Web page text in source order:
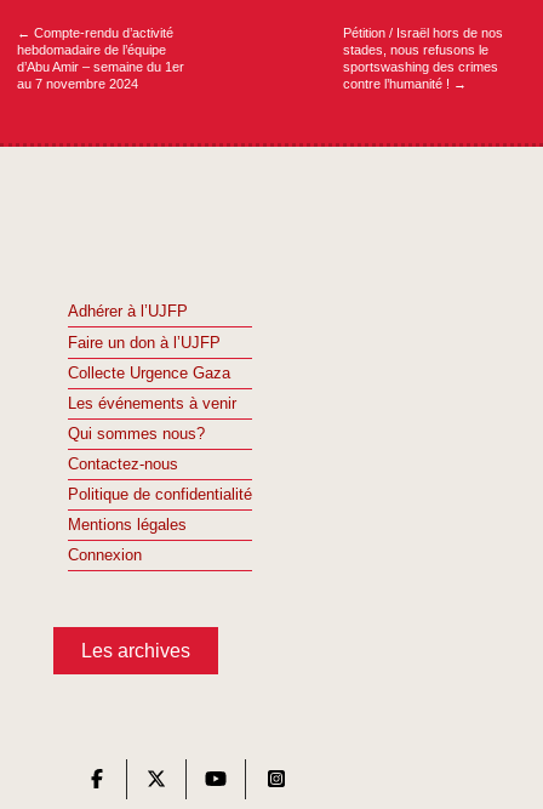
← Compte-rendu d’activité
hebdomadaire de l’équipe
d’Abu Amir – semaine du 1er
au 7 novembre 2024
Pétition / Israël hors de nos
stades, nous refusons le
sportswashing des crimes
contre l’humanité ! →
Adhérer à l’UJFP
Faire un don à l’UJFP
Collecte Urgence Gaza
Les événements à venir
Qui sommes nous?
Contactez-nous
Politique de confidentialité
Mentions légales
Connexion
Les archives